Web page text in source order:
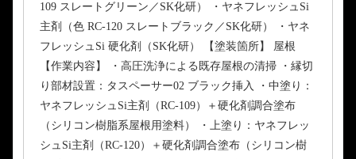
109 スレートグリーン／SK化研） ・ヤネフレッシュSi
主剤（色 RC-120 スレートブラック／SK化研） ・ヤネ
フレッシュSi 硬化剤（SK化研） 【塗装箇所】 屋根
【作業内容】 ・高圧洗浄による既存屋根の清掃 ・縁切
り部材設置：タスペーサー02 ブラック挿入 ・中塗り：
ヤネフレッシュSi主剤（RC-109）＋硬化剤調合塗布
（シリコン樹脂系屋根用塗料） ・上塗り：ヤネフレッ
シュSi主剤（RC-120）＋硬化剤調合塗布（シリコン樹